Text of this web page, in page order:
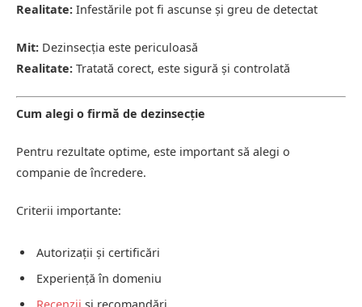
Realitate: Infestările pot fi ascunse și greu de detectat
Mit: Dezinsecția este periculoasă
Realitate: Tratată corect, este sigură și controlată
Cum alegi o firmă de dezinsecție
Pentru rezultate optime, este important să alegi o
companie de încredere.
Criterii importante:
Autorizații și certificări
Experiență în domeniu